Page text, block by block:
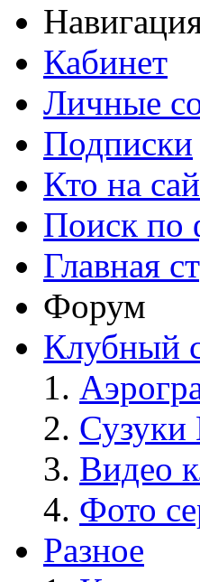
Кабинет
Личные
Подписки
Кто на
Поиск по
Главная
Форум
Клубный
Сузуки
Видео
Фото
Разное